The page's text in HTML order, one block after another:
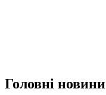
Головні новини